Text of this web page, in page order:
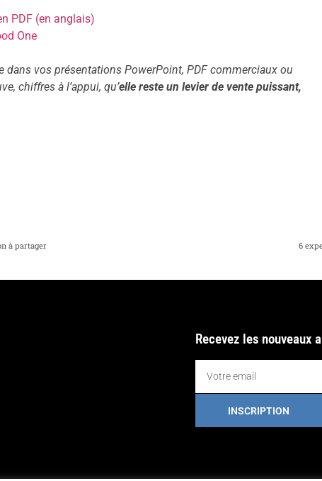
PDF (en anglais)
One
dans vos présentations PowerPoint, PDF commerciaux ou
chiffres à l’appui, qu’elle reste un levier de vente puissant,
à partager 6
Recevez les nouveaux
INSCRIPTION